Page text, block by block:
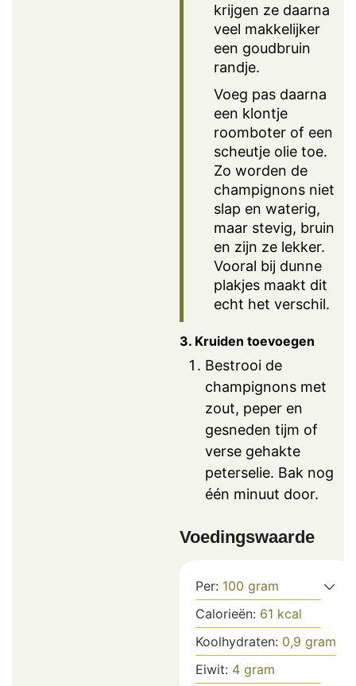
krijgen ze daarna
veel makkelijker
een goudbruin
randje.
Voeg pas daarna
een klontje
roomboter of een
scheutje olie toe.
Zo worden de
champignons niet
slap en waterig,
maar stevig, bruin
en zijn ze lekker.
Vooral bij dunne
plakjes maakt dit
echt het verschil.
3. Kruiden toevoegen
Bestrooi de
champignons met
zout, peper en
gesneden tijm of
verse gehakte
peterselie. Bak nog
één minuut door.
Voedingswaarde
Per: 100 gram
Calorieën: 61 kcal
Koolhydraten: 0,9 gram
Eiwit: 4 gram